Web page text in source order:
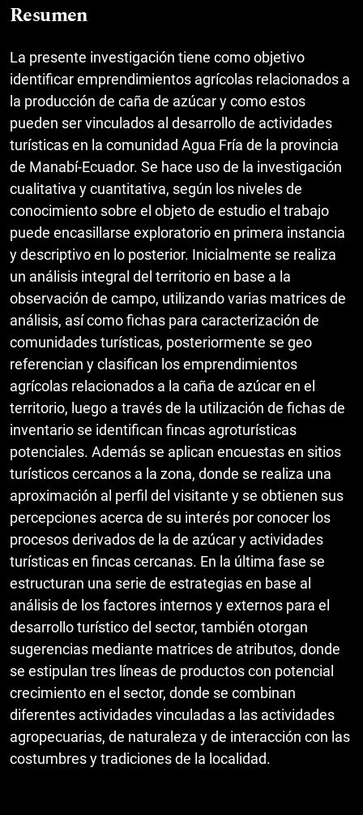
Resumen
La presente investigación tiene como objetivo
identificar emprendimientos agrícolas relacionados a
la producción de caña de azúcar y como estos
pueden ser vinculados al desarrollo de actividades
turísticas en la comunidad Agua Fría de la provincia
de Manabí-Ecuador. Se hace uso de la investigación
cualitativa y cuantitativa, según los niveles de
conocimiento sobre el objeto de estudio el trabajo
puede encasillarse exploratorio en primera instancia
y descriptivo en lo posterior. Inicialmente se realiza
un análisis integral del territorio en base a la
observación de campo, utilizando varias matrices de
análisis, así como fichas para caracterización de
comunidades turísticas, posteriormente se geo
referencian y clasifican los emprendimientos
agrícolas relacionados a la caña de azúcar en el
territorio, luego a través de la utilización de fichas de
inventario se identifican fincas agroturísticas
potenciales. Además se aplican encuestas en sitios
turísticos cercanos a la zona, donde se realiza una
aproximación al perfil del visitante y se obtienen sus
percepciones acerca de su interés por conocer los
procesos derivados de la de azúcar y actividades
turísticas en fincas cercanas. En la última fase se
estructuran una serie de estrategias en base al
análisis de los factores internos y externos para el
desarrollo turístico del sector, también otorgan
sugerencias mediante matrices de atributos, donde
se estipulan tres líneas de productos con potencial
crecimiento en el sector, donde se combinan
diferentes actividades vinculadas a las actividades
agropecuarias, de naturaleza y de interacción con las
costumbres y tradiciones de la localidad.